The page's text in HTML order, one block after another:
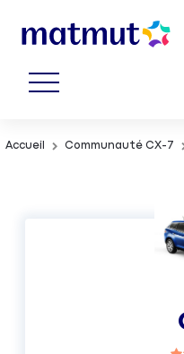
Accueil Communauté CX-7